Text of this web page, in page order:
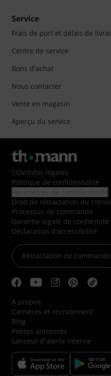
Service
Frais de port et délais de
Centre de service
Bons d'achat
Nous contacter
Vente en magasin
Aperçu du service
CGV/Infos légales
Politique de confidentialité
Droit de rétractation du
Processus de commande
Garantie légale de conformité
Déclaration d'accessibilité
Rétractation de commande
A propos
Carrières et recrutement
Blog
Petites annonces
Lanceur d´alerte interne